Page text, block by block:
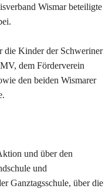
Wismar beteiligte
die Kinder der Schweriner
dem Förderverein
den beiden Wismarer
und über den
und
Ganztagsschule, über die